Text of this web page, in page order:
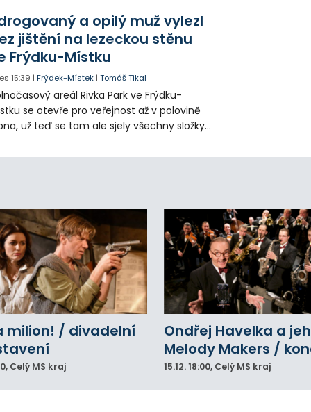
a opilý muž vylezl
jištění na lezeckou stěnu
Frýdku-Místku
15:39 |Frýdek-Místek |Tomáš Tikal
areál Rivka Park ve Frýdku-
se otevře pro veřejnost až v polovině
už teď se tam ale sjely všechny složky
opilého muže pod vlivem drog do
milion! / divadelní
, Celý MS kraj
Ondřej Havelka a
Melody Makers /
15.12.18:00, Celý MS kraj